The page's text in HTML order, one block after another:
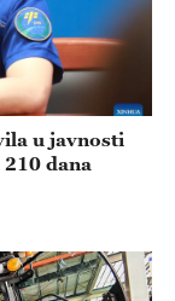
u javnosti
dana